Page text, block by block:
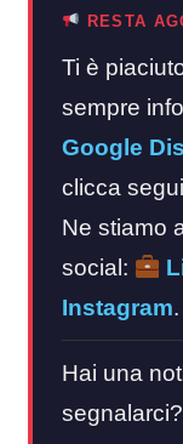
RESTA
Ti è
sempre
Google
clicca
Ne stiamo
social:
Instagram.
Hai una
segnalarci?